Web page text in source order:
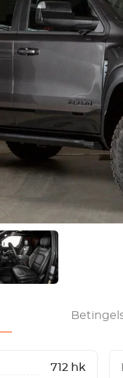
712 hk